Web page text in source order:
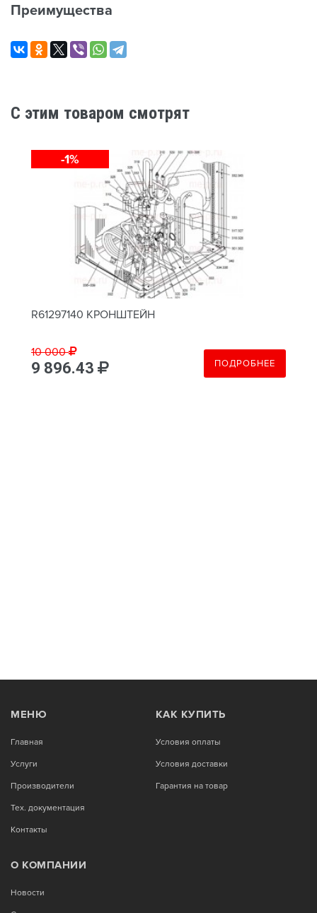
Преимущества
C этим товаром смотрят
-1%
R61297140 КРОНШТЕЙН
10 000
9 896.43 ПОДРОБНЕЕ
МЕНЮ
Главная
Услуги
Производители
Тех. документация
Контакты
КАК КУПИТЬ
Условия оплаты
Условия доставки
Гарантия на товар
О КОМПАНИИ
Новости